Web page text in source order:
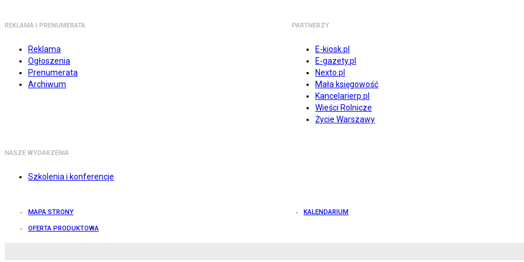
REKLAMA I PRENUMERATA
Reklama
Ogłoszenia
Prenumerata
Archiwum
PARTNERZY
E-kiosk.pl
E-gazety.pl
Nexto.pl
Mała księgowość
Kancelarierp.pl
Wieści Rolnicze
Życie Warszawy
NASZE WYDARZENIA
Szkolenia i konferencje
MAPA STRONY KALENDARIUM
OFERTA PRODUKTOWA